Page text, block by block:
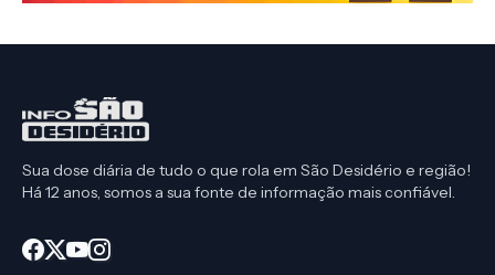
Sua dose diária de tudo o que rola em São Desidério e região!
Há 12 anos, somos a sua fonte de informação mais confiável.